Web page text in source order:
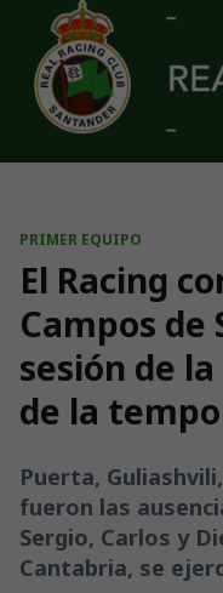
Skip to main content
PRIMER EQUIPO
El Racing
Campos de
sesión de
de la
Puerta,
fueron las
Sergio, Carlos y
Cantabria, se